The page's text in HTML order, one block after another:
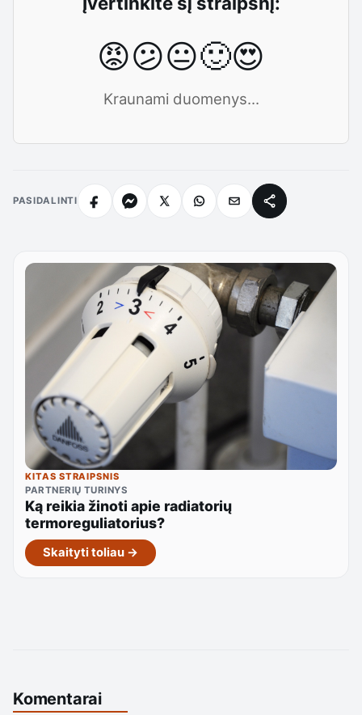
😡😕😐🙂😍
Kraunami duomenys...
PASIDALINTI
KITAS STRAIPSNIS
PARTNERIŲ TURINYS
Ką reikia žinoti apie radiatorių
termoreguliatorius?
Skaityti toliau →
Komentarai